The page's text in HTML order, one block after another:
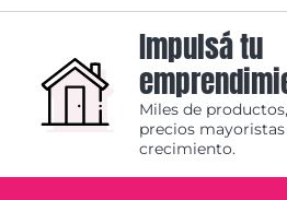
Impulsá tu
Miles de
precios
crecimiento.